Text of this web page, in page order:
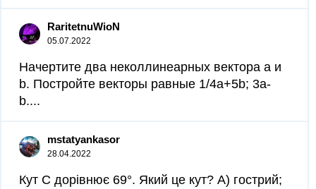
RaritetnuWioN
05.07.2022
Начертите два неколлинеарных вектора a и
b. Постройте векторы равные 1/4а+5b; 3а-
b....
mstatyankasor
28.04.2022
Кут С дорівнює 69°. Який це кут? А) гострий;